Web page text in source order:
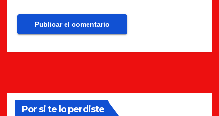
Por si te lo perdiste